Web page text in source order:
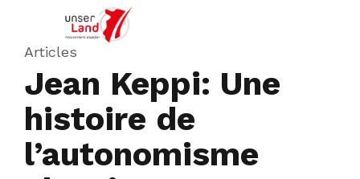
Articles
Jean Keppi: Une
histoire de
l’autonomisme